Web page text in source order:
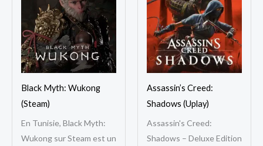
Black Myth: Wukong
(Steam)
En Tunisie, Black Myth:
Wukong sur Steam est un
Assassin’s Creed:
Shadows (Uplay)
Assassin's Creed:
Shadows – Deluxe Edition